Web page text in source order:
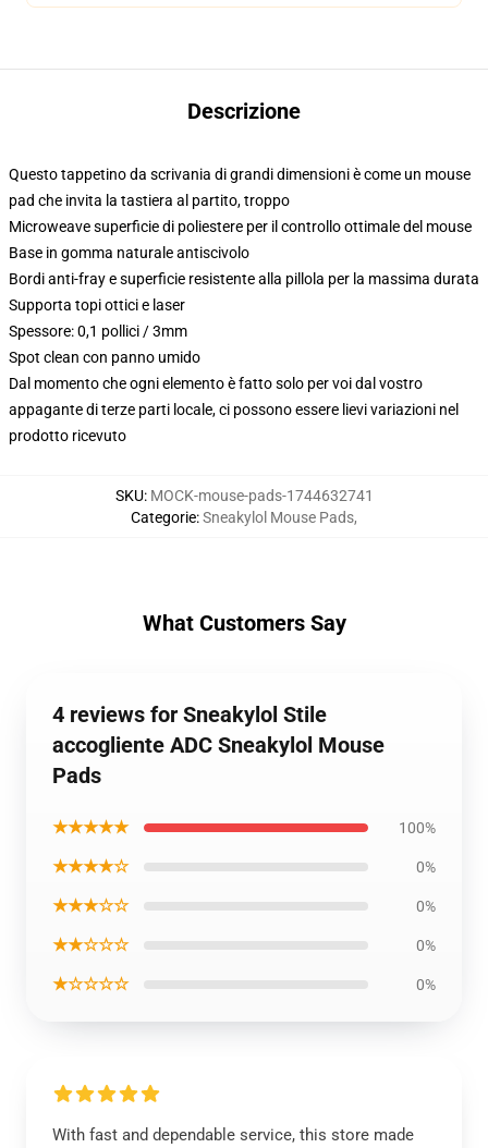
Descrizione
Questo tappetino da scrivania di grandi dimensioni è come un mouse
pad che invita la tastiera al partito, troppo
Microweave superficie di poliestere per il controllo ottimale del mouse
Base in gomma naturale antiscivolo
Bordi anti-fray e superficie resistente alla pillola per la massima durata
Supporta topi ottici e laser
Spessore: 0,1 pollici / 3mm
Spot clean con panno umido
Dal momento che ogni elemento è fatto solo per voi dal vostro
appagante di terze parti locale, ci possono essere lievi variazioni nel
prodotto ricevuto
SKU: MOCK-mouse-pads-1744632741
Categorie:Sneakylol Mouse Pads,
What Customers Say
4 reviews for Sneakylol Stile
accogliente ADC Sneakylol Mouse
Pads
★★★★★ 100%
★★★★☆ 0%
★★★☆☆ 0%
★★☆☆☆ 0%
★☆☆☆☆ 0%
With fast and dependable service, this store made